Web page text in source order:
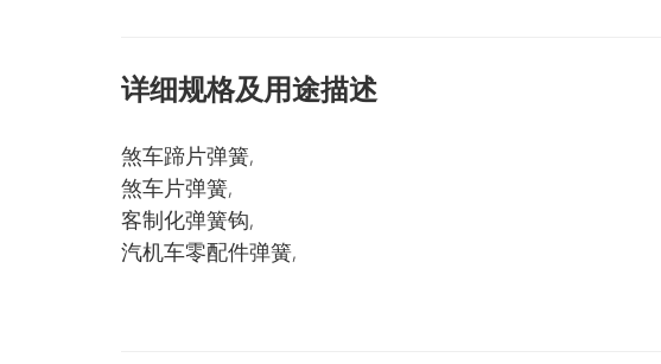
详细规格及用途描述
煞车蹄片弹簧,
煞车片弹簧,
客制化弹簧钩,
汽机车零配件弹簧,